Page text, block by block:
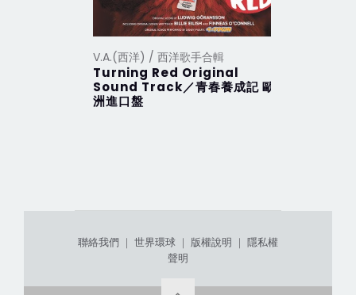
V.A.(西洋) / 西洋歌手合輯
Turning Red Original
Sound Track／青春養成記 歐
洲進口盤
聯絡我們 ｜ 世界環球 ｜ 版權說明 ｜ 隱私權
聲明